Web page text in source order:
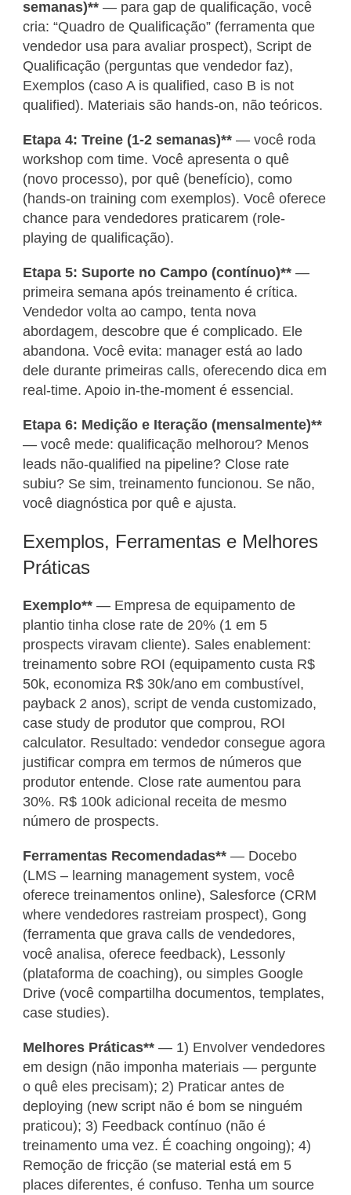
semanas)** — para gap de qualificação, você
cria: “Quadro de Qualificação” (ferramenta que
vendedor usa para avaliar prospect), Script de
Qualificação (perguntas que vendedor faz),
Exemplos (caso A is qualified, caso B is not
qualified). Materiais são hands-on, não teóricos.
Etapa 4: Treine (1-2 semanas)** — você roda
workshop com time. Você apresenta o quê
(novo processo), por quê (benefício), como
(hands-on training com exemplos). Você oferece
chance para vendedores praticarem (role-
playing de qualificação).
Etapa 5: Suporte no Campo (contínuo)** —
primeira semana após treinamento é crítica.
Vendedor volta ao campo, tenta nova
abordagem, descobre que é complicado. Ele
abandona. Você evita: manager está ao lado
dele durante primeiras calls, oferecendo dica em
real-time. Apoio in-the-moment é essencial.
Etapa 6: Medição e Iteração (mensalmente)**
— você mede: qualificação melhorou? Menos
leads não-qualified na pipeline? Close rate
subiu? Se sim, treinamento funcionou. Se não,
você diagnóstica por quê e ajusta.
Exemplos, Ferramentas e Melhores
Práticas
Exemplo** — Empresa de equipamento de
plantio tinha close rate de 20% (1 em 5
prospects viravam cliente). Sales enablement:
treinamento sobre ROI (equipamento custa R$
50k, economiza R$ 30k/ano em combustível,
payback 2 anos), script de venda customizado,
case study de produtor que comprou, ROI
calculator. Resultado: vendedor consegue agora
justificar compra em termos de números que
produtor entende. Close rate aumentou para
30%. R$ 100k adicional receita de mesmo
número de prospects.
Ferramentas Recomendadas** — Docebo
(LMS – learning management system, você
oferece treinamentos online), Salesforce (CRM
where vendedores rastreiam prospect), Gong
(ferramenta que grava calls de vendedores,
você analisa, oferece feedback), Lessonly
(plataforma de coaching), ou simples Google
Drive (você compartilha documentos, templates,
case studies).
Melhores Práticas** — 1) Envolver vendedores
em design (não imponha materiais — pergunte
o quê eles precisam); 2) Praticar antes de
deploying (new script não é bom se ninguém
praticou); 3) Feedback contínuo (não é
treinamento uma vez. É coaching ongoing); 4)
Remoção de fricção (se material está em 5
places diferentes, é confuso. Tenha um source